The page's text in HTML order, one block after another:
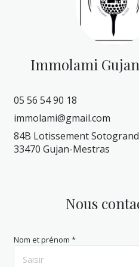
Immolami
05 56 54 90 18
immolami@gmail.com
84B Lotissement
33470 Gujan-Mestras
Nous
Nom et prénom *